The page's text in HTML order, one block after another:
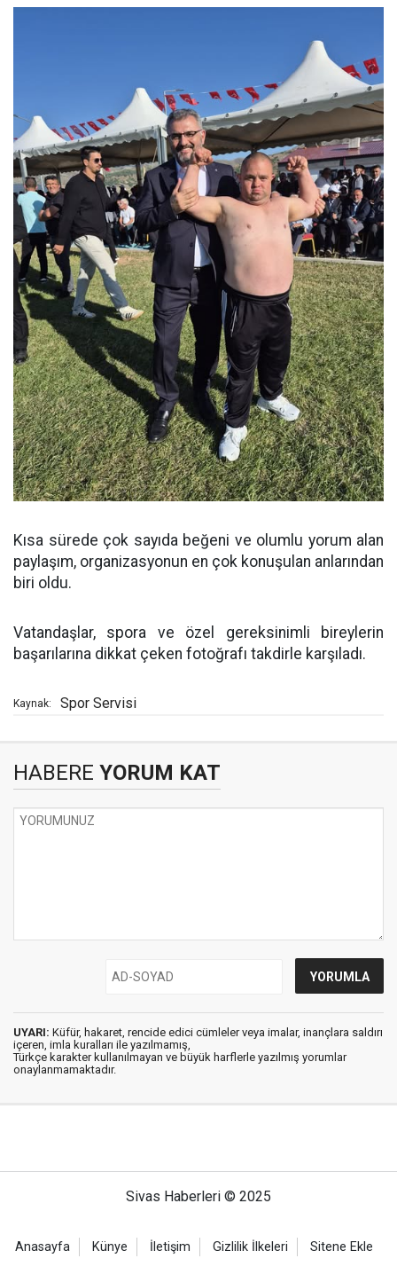
Kısa sürede çok sayıda beğeni ve olumlu yorum alan
paylaşım, organizasyonun en çok konuşulan anlarından
biri oldu.
Vatandaşlar, spora ve özel gereksinimli bireylerin
başarılarına dikkat çeken fotoğrafı takdirle karşıladı.
Kaynak: Spor Servisi
HABERE YORUM KAT
UYARI: Küfür, hakaret, rencide edici cümleler veya imalar, inançlara saldırı
içeren, imla kuralları ile yazılmamış,
Türkçe karakter kullanılmayan ve büyük harflerle yazılmış yorumlar
onaylanmamaktadır.
Sivas Haberleri © 2025
Anasayfa Künye İletişim Gizlilik İlkeleri Sitene Ekle